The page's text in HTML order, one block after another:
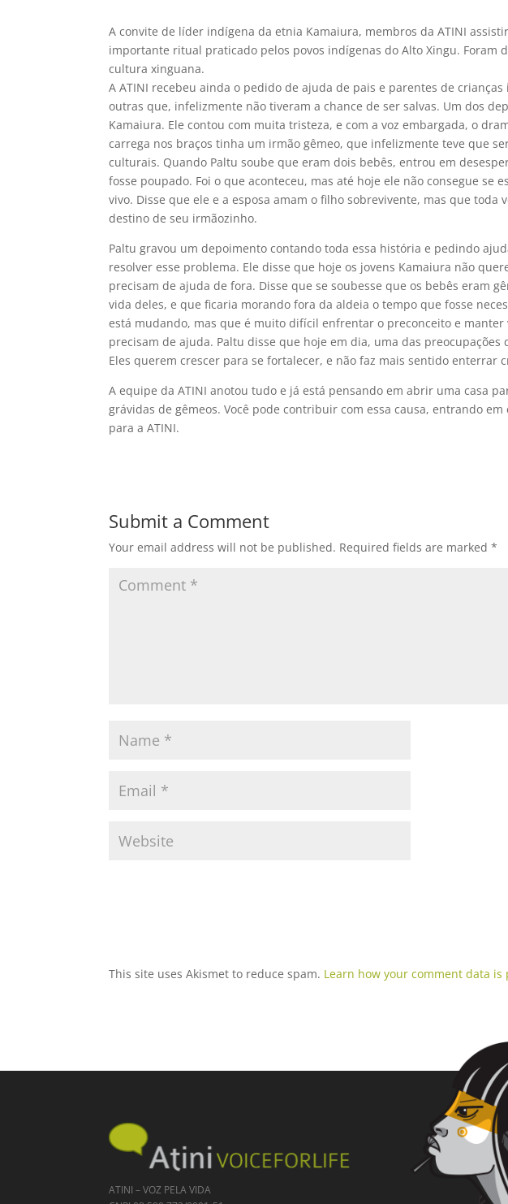
A convite de líder indígena da etnia Kamaiura, membros da ATINI
importante ritual praticado pelos povos indígenas do Alto Xingu. Foram
cultura xinguana.
A ATINI recebeu ainda o pedido de ajuda de pais e parentes de
outras que, infelizmente não tiveram a chance de ser salvas. Um dos
Kamaiura. Ele contou com muita tristeza, e com a voz embargada, o
carrega nos braços tinha um irmão gêmeo, que infelizmente teve que
culturais. Quando Paltu soube que eram dois bebês, entrou em
fosse poupado. Foi o que aconteceu, mas até hoje ele não consegue se
vivo. Disse que ele e a esposa amam o filho sobrevivente, mas que
destino de seu irmãozinho.
Paltu gravou um depoimento contando toda essa história e pedindo
resolver esse problema. Ele disse que hoje os jovens Kamaiura não
precisam de ajuda de fora. Disse que se soubesse que os bebês eram
vida deles, e que ficaria morando fora da aldeia o tempo que fosse
está mudando, mas que é muito difícil enfrentar o preconceito e manter
precisam de ajuda. Paltu disse que hoje em dia, uma das
Eles querem crescer para se fortalecer, e não faz mais sentido enterrar
A equipe da ATINI anotou tudo e já está pensando em abrir uma casa
grávidas de gêmeos. Você pode contribuir com essa causa, entrando
para a ATINI.
Submit a Comment
Your email address will not be published. Required fields are marked*
This site uses Akismet to reduce spam. Learn how your comment data is
ATINI – VOZ PELA VIDA